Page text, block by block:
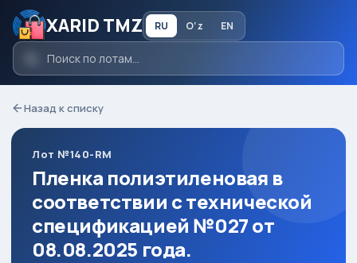
XARID TMZ RU O‘z EN
Назад к списку
Лот №140-RM
Пленка полиэтиленовая в
соответствии с технической
спецификацией №027 от
08.08.2025 года.